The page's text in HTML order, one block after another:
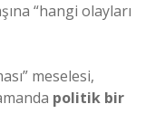
“hangi olayları
meselesi,
politik bir